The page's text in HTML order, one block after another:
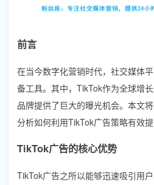
前言
在当今数字化营销时代，社交媒体
备工具。其中，TikTok作为全球增
品牌提供了巨大的曝光机会。本文
分析如何利用TikTok广告策略有效
TikTok广告的核心优势
TikTok广告之所以能够迅速吸引用